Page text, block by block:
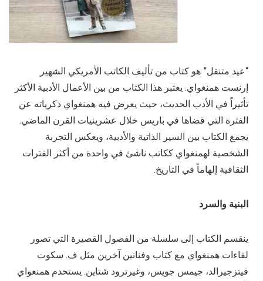
“عيد متنقل” هو كتاب من تأليف الكاتب الأمريكي الشهير
إرنست همنغواي. يعتبر هذا الكتاب من بين الأعمال الأدبية الأكثر
تأثيراً في الأدب الحديث، حيث يعرض فيه همنغواي ذكرياته عن
الفترة التي قضاها في باريس خلال عشرينيات القرن الماضي.
يجمع الكتاب بين السير الذاتية والأدبية، ويعكس التجربة
الشخصية لهمنغواي ككاتب ناشئ في واحدة من أكثر الفترات
الثقافية إلهاماً في التاريخ.
البنية والسرد
ينقسم الكتاب إلى سلسلة من الفصول القصيرة التي تصور
لقاءات همنغواي مع كتاب وفنانين آخرين مثل ف. سكوت
فيتزجيرالد، جيمس جويس، وغيرترود شتاين. يستخدم همنغواي